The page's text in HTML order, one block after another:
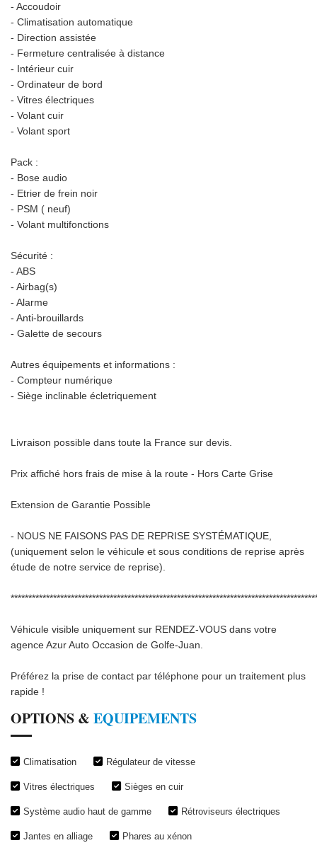
- Accoudoir
- Climatisation automatique
- Direction assistée
- Fermeture centralisée à distance
- Intérieur cuir
- Ordinateur de bord
- Vitres électriques
- Volant cuir
- Volant sport
Pack :
- Bose audio
- Etrier de frein noir
- PSM ( neuf)
- Volant multifonctions
Sécurité :
- ABS
- Airbag(s)
- Alarme
- Anti-brouillards
- Galette de secours
Autres équipements et informations :
- Compteur numérique
- Siège inclinable écletriquement
Livraison possible dans toute la France sur devis.
Prix affiché hors frais de mise à la route - Hors Carte Grise
Extension de Garantie Possible
- NOUS NE FAISONS PAS DE REPRISE SYSTÉMATIQUE,
(uniquement selon le véhicule et sous conditions de reprise après
étude de notre service de reprise).
Véhicule visible uniquement sur RENDEZ-VOUS dans votre
agence Azur Auto Occasion de Golfe-Juan.
Préférez la prise de contact par téléphone pour un traitement plus
rapide !
OPTIONS & EQUIPEMENTS
Climatisation Régulateur de vitesse
Vitres électriques Sièges en cuir
Système audio haut de gamme Rétroviseurs électriques
Jantes en alliage Phares au xénon